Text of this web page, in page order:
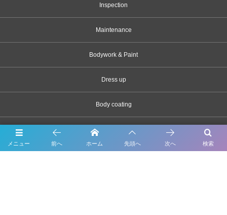
Inspection
Maintenance
Bodywork & Paint
Dress up
Body coating
メニュー 検索
前へ ホーム 先頭へ 次へ